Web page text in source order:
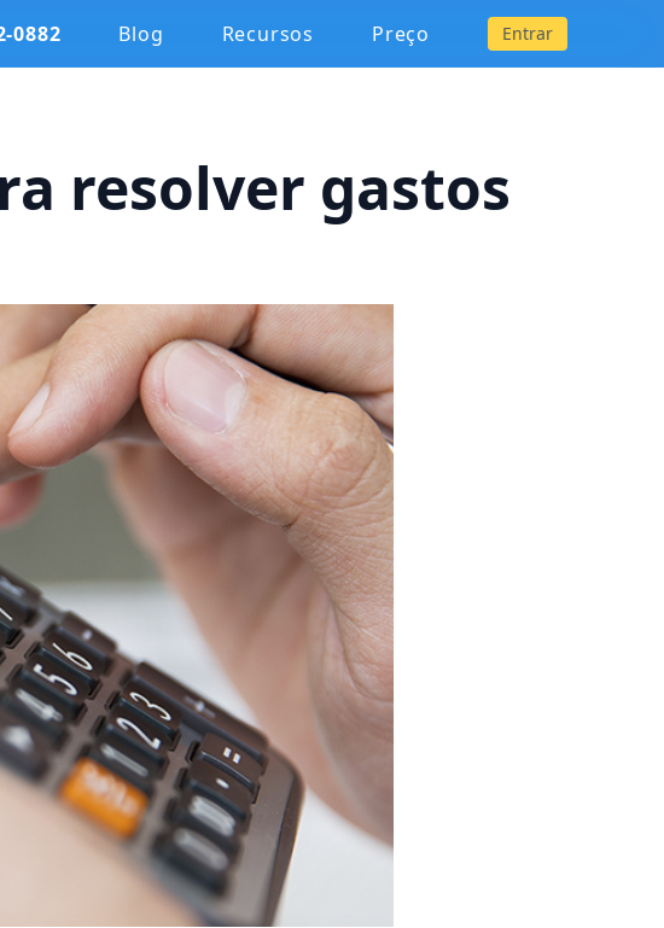
0882 Blog Recursos Preço Entrar
resolver gastos